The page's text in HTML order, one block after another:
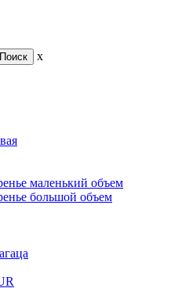
x
маленький объем
большой объем